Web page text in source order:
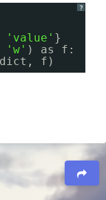
?
'value' }
'w' ) as f:
f)